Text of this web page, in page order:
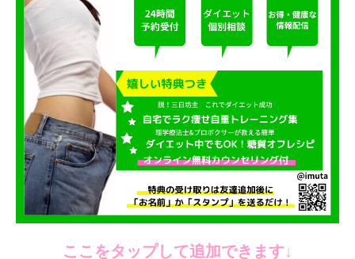
ここをタップして追加できます↓